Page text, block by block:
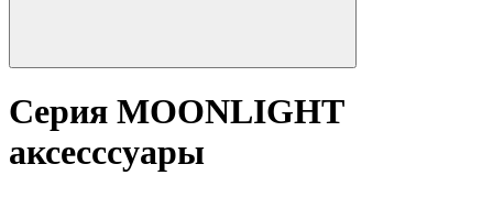
Серия MOONLIGHT
аксесссуары